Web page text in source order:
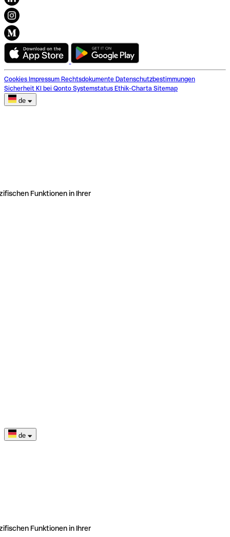
Cookies Impressum Rechtsdokumente Datenschutzbestimmungen
Sicherheit KI bei Qonto Systemstatus Ethik-Charta Sitemap
de
Funktionen in Ihrer
de
Funktionen in Ihrer